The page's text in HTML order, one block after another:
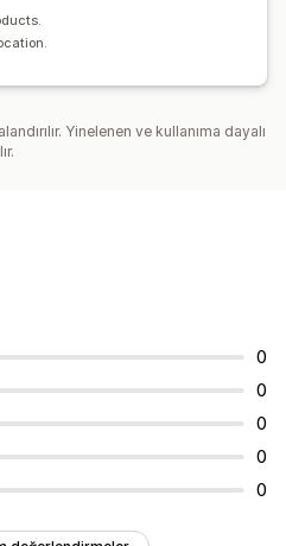
Yinelenen ve kullanıma dayalı
0
0
0
0
0